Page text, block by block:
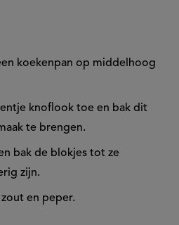
koekenpan op middelhoog
knoflook toe en bak dit
te brengen.
bak de blokjes tot ze
zijn.
en peper.